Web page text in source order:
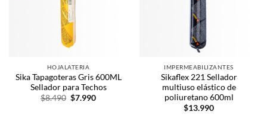
HOJALATERIA
Sika Tapagoteras Gris 600ML
Sellador para Techos
$8.490 $7.990
IMPERMEABILIZANTES
Sikaflex 221 Sellador
multiuso elástico de
poliuretano 600ml
$13.990